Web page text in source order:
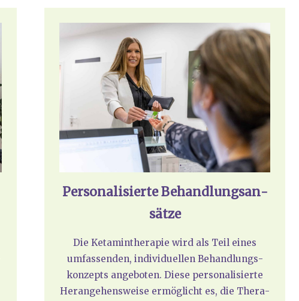
Per­so­na­li­sier­te Behand­lungs­an­
sät­ze
Die Ket­amin­the­ra­pie wird als Teil eines
umfas­sen­den, indi­vi­du­el­len Behand­lungs­
kon­zepts ange­bo­ten. Die­se per­so­na­li­sier­te
Her­an­ge­hens­wei­se ermög­licht es, die The­ra­